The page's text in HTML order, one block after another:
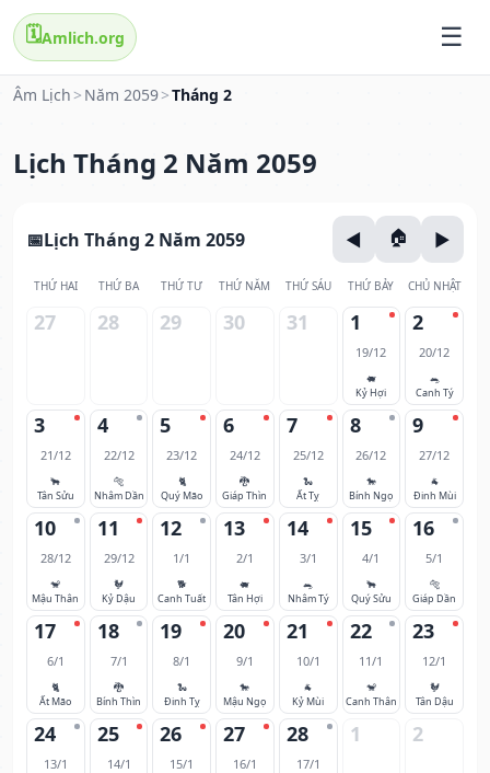
🗓️Amlich.org
Âm Lịch > Năm 2059>Tháng 2
Lịch Tháng 2 Năm 2059
Lịch Tháng 2 Năm 2059
THỨ HAI THỨ BA THỨ TƯ THỨ NĂM THỨ SÁU THỨ BẢY CHỦ NHẬT
27 28 29 30 31 1
19/12
🐖
Kỷ Hợi
2
20/12
🐀
Canh Tý
3
21/12
🐂
Tân Sửu
4
22/12
🐅
Nhâm Dần
5
23/12
🐈
Quý Mão
6
24/12
🐉
Giáp Thìn
7
25/12
🐍
Ất Tỵ
8
26/12
🐎
Bính Ngọ
9
27/12
🐐
Đinh Mùi
10
28/12
🐒
Mậu Thân
11
29/12
🐓
Kỷ Dậu
12
1/1
🐕
Canh Tuất
13
2/1
🐖
Tân Hợi
14
3/1
🐀
Nhâm Tý
15
4/1
🐂
Quý Sửu
16
5/1
🐅
Giáp Dần
17
6/1
🐈
Ất Mão
18
7/1
🐉
Bính Thìn
19
8/1
🐍
Đinh Tỵ
20
9/1
🐎
Mậu Ngọ
21
10/1
🐐
Kỷ Mùi
22
11/1
🐒
Canh Thân
23
12/1
🐓
Tân Dậu
24
13/1
25
14/1
26
15/1
27
16/1
28
17/1
1 2